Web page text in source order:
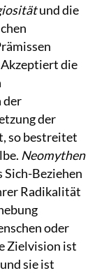
und die
die
der
der
so bestreitet
Neomythen
Beziehen
Radikalität
oder
Zielvision ist
sie ist